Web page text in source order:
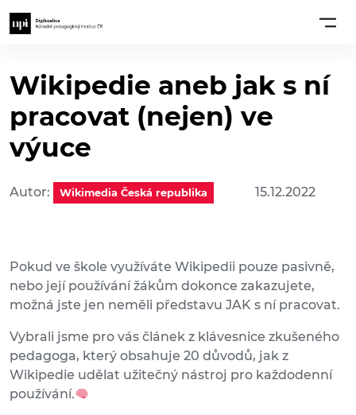
Wikipedie aneb jak s ní
pracovat (nejen) ve
výuce
Autor: Wikimedia Česká republika 15.12.2022
Pokud ve škole využíváte Wikipedii pouze pasivně,
nebo její používání žákům dokonce zakazujete,
možná jste jen neměli představu JAK s ní pracovat.
Vybrali jsme pro vás článek z klávesnice zkušeného
pedagoga, který obsahuje 20 důvodů, jak z
Wikipedie udělat užitečný nástroj pro každodenní
používání.